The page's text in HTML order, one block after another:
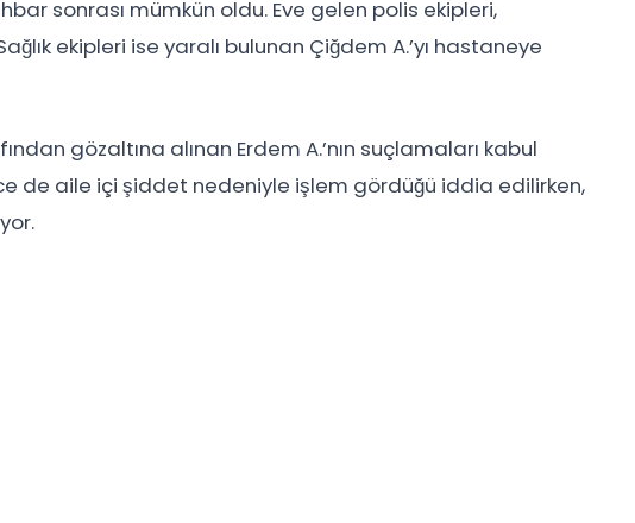
sonrası mümkün oldu. Eve gelen polis ekipleri,
ekipleri ise yaralı bulunan Çiğdem A.’yı hastaneye
gözaltına alınan Erdem A.’nın suçlamaları kabul
de aile içi şiddet nedeniyle işlem gördüğü iddia edilirken,